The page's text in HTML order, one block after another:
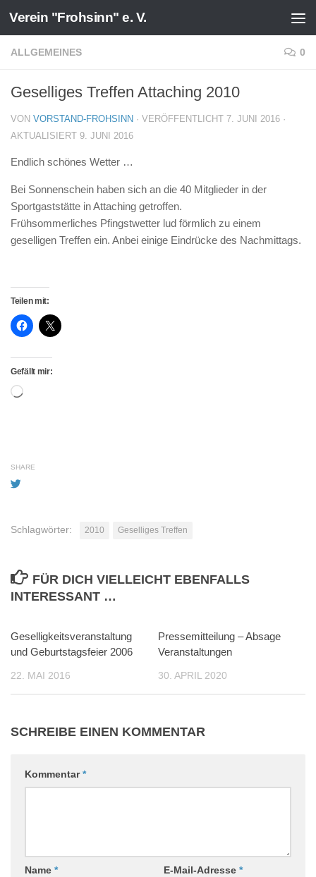
Zum Inhalt springen
Verein "Frohsinn" e. V.
ALLGEMEINES 0
Geselliges Treffen Attaching 2010
VON VORSTAND-FROHSINN · VERÖFFENTLICHT 7. JUNI 2016 ·
AKTUALISIERT 9. JUNI 2016
Endlich schönes Wetter …
Bei Sonnenschein haben sich an die 40 Mitglieder in der
Sportgaststätte in Attaching getroffen.
Frühsommerliches Pfingstwetter lud förmlich zu einem
geselligen Treffen ein. Anbei einige Eindrücke des Nachmittags.
Teilen mit:
Gefällt mir:
Wird
SHARE
Schlagwörter: 2010 Geselliges Treffen
FÜR DICH VIELLEICHT EBENFALLS
INTERESSANT …
Geselligkeitsveranstaltung
und Geburtstagsfeier 2006
22. MAI 2016
Pressemitteilung – Absage
Veranstaltungen
30. APRIL 2020
SCHREIBE EINEN KOMMENTAR
Kommentar*
Name * E-Mail-Adresse *